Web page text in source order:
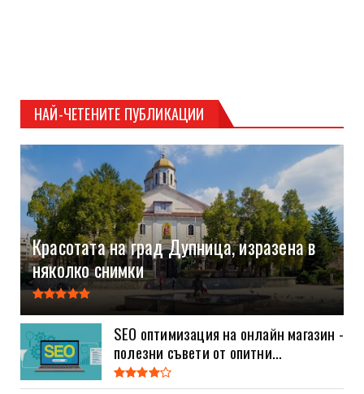
НАЙ-ЧЕТЕНИТЕ ПУБЛИКАЦИИ
Красотата на град Дупница, изразена в
няколко снимки
SEO оптимизация на онлайн магазин -
полезни съвети от опитни...